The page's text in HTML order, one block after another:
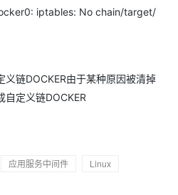
iptables: No chain/target/
链DOCKER由于某种原因被清掉
定义链DOCKER
应用服务中间件
Linux